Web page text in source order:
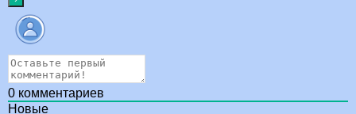
0 комментариев
Новые